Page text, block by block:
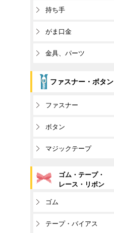
持ち手
がま口金
金具、パーツ
ファスナー・ボタン
ファスナー
ボタン
マジックテープ
ゴム・テープ・
レース・リボン
ゴム
テープ・バイアス